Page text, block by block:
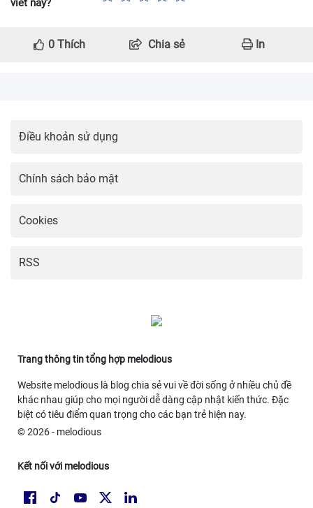
viết này?
0 Thích Chia sẻ In
Điều khoản sử dụng
Chính sách bảo mật
Cookies
RSS
Trang thông tin tổng hợp melodious
Website melodious là blog chia sẻ vui về đời sống ở nhiều chủ đề
khác nhau giúp cho mọi người dễ dàng cập nhật kiến thức. Đặc
biệt có tiêu điểm quan trọng cho các bạn trẻ hiện nay.
© 2026 - melodious
Kết nối với melodious